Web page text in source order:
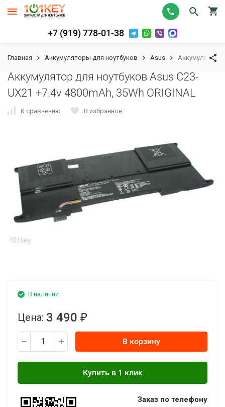
+7 (919) 778-01-38
Главная Аккумуляторы для ноутбуков Asus Аккумулятор
Аккумулятор для ноутбуков Asus C23-
UX21 +7.4v 4800mAh, 35Wh ORIGINAL
К сравнению В избранное
В наличии
Цена: 3 490 ₽
В корзину
Заказ по телефону